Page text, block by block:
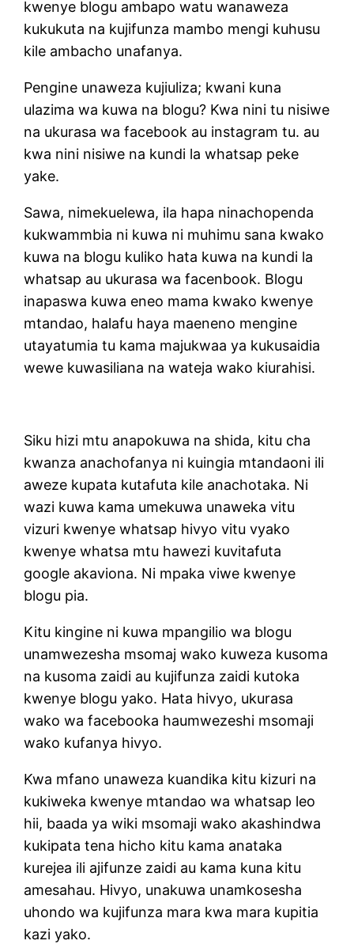
kwenye blogu ambapo watu wanaweza
kukukuta na kujifunza mambo mengi kuhusu
kile ambacho unafanya.
Pengine unaweza kujiuliza; kwani kuna
ulazima wa kuwa na blogu? Kwa nini tu nisiwe
na ukurasa wa facebook au instagram tu. au
kwa nini nisiwe na kundi la whatsap peke
yake.
Sawa, nimekuelewa, ila hapa ninachopenda
kukwammbia ni kuwa ni muhimu sana kwako
kuwa na blogu kuliko hata kuwa na kundi la
whatsap au ukurasa wa facenbook. Blogu
inapaswa kuwa eneo mama kwako kwenye
mtandao, halafu haya maeneno mengine
utayatumia tu kama majukwaa ya kukusaidia
wewe kuwasiliana na wateja wako kiurahisi.
Siku hizi mtu anapokuwa na shida, kitu cha
kwanza anachofanya ni kuingia mtandaoni ili
aweze kupata kutafuta kile anachotaka. Ni
wazi kuwa kama umekuwa unaweka vitu
vizuri kwenye whatsap hivyo vitu vyako
kwenye whatsa mtu hawezi kuvitafuta
google akaviona. Ni mpaka viwe kwenye
blogu pia.
Kitu kingine ni kuwa mpangilio wa blogu
unamwezesha msomaj wako kuweza kusoma
na kusoma zaidi au kujifunza zaidi kutoka
kwenye blogu yako. Hata hivyo, ukurasa
wako wa facebooka haumwezeshi msomaji
wako kufanya hivyo.
Kwa mfano unaweza kuandika kitu kizuri na
kukiweka kwenye mtandao wa whatsap leo
hii, baada ya wiki msomaji wako akashindwa
kukipata tena hicho kitu kama anataka
kurejea ili ajifunze zaidi au kama kuna kitu
amesahau. Hivyo, unakuwa unamkosesha
uhondo wa kujifunza mara kwa mara kupitia
kazi yako.